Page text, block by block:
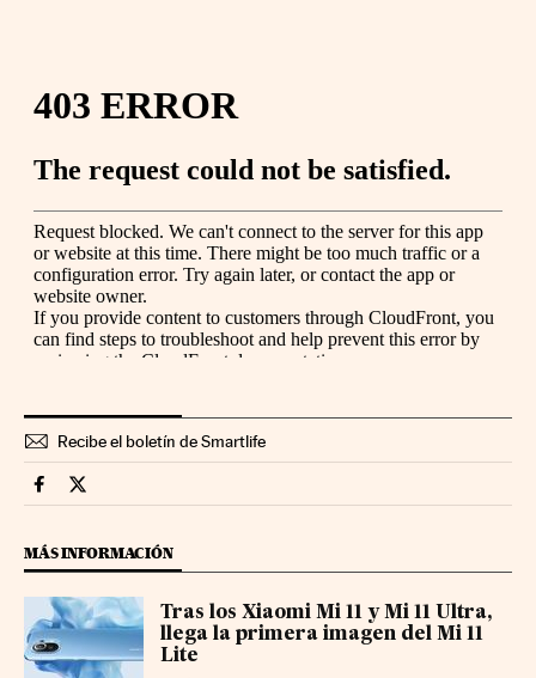
Recibe el boletín de Smartlife
Smartlife Cinco Días en Facebook
Smartlife Cinco Días en Twitter
MÁS INFORMACIÓN
Tras los Xiaomi Mi 11 y Mi 11 Ultra,
llega la primera imagen del Mi 11
Lite